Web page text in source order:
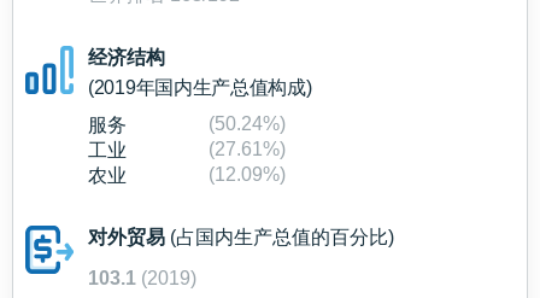
经济结构
(2019年国内生产总值构成)
服务
(50.24%)
工业
(27.61%)
农业
(12.09%)
对外贸易 (占国内生产总值的百分比)
103.1 (2019)